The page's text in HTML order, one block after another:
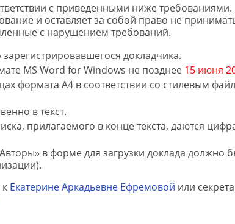
с приведенными ниже требованиями.
и оставляет за собой право не
с нарушением требований.
докладчика.
MS Word for Windows не позднее 15 июня
формата А4 в соответствии со стилевым
в текст.
прилагаемого в конце текста, даются
в форме для загрузки доклада должно
Екатерине Аркадьевне Ефремовой или